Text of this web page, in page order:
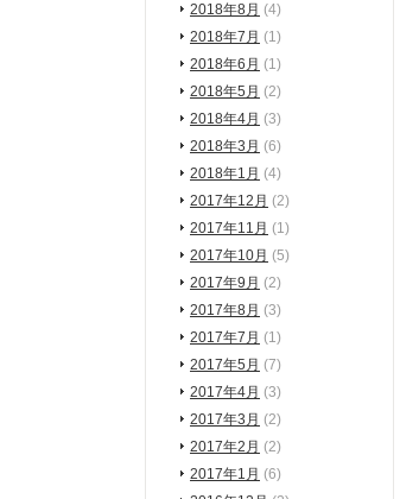
2018年8月 (4)
2018年7月 (1)
2018年6月 (1)
2018年5月 (2)
2018年4月 (3)
2018年3月 (6)
2018年1月 (4)
2017年12月 (2)
2017年11月 (1)
2017年10月 (5)
2017年9月 (2)
2017年8月 (3)
2017年7月 (1)
2017年5月 (7)
2017年4月 (3)
2017年3月 (2)
2017年2月 (2)
2017年1月 (6)